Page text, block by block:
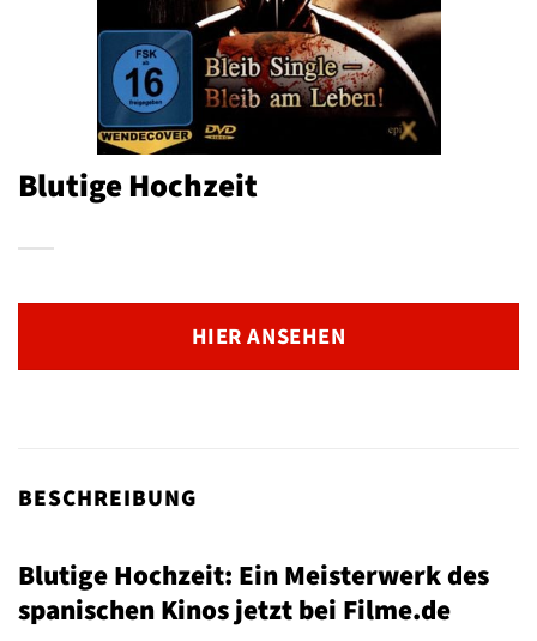
Blutige Hochzeit
HIER ANSEHEN
BESCHREIBUNG
Blutige Hochzeit: Ein Meisterwerk des
spanischen Kinos jetzt bei Filme.de